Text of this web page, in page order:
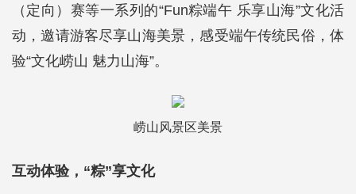
（定向）赛等一系列的“Fun粽端午 乐享山海”文化活
动，邀请游客尽享山海美景，感受端午传统民俗，体
验“文化崂山 魅力山海”。
崂山风景区美景
互动体验，“粽”享文化